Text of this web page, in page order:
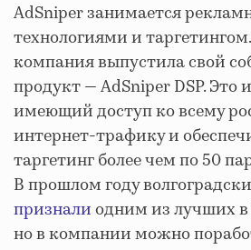
AdSniper занимается
технологиями и
компания выпустила свой
продукт — AdSniper DSP. Это
имеющий доступ ко всему
интернет-трафику и
таргетинг более чем по 50
В прошлом году
призналиодним из лучших в
но в компании можно